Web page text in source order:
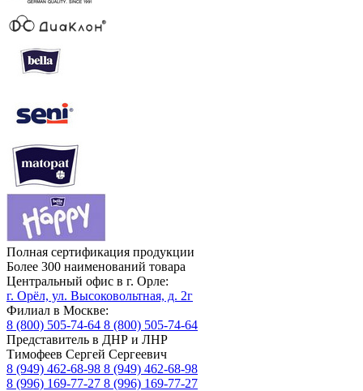
Полная сертификация продукции
Более 300 наименований товара
Центральный офис в г. Орле:
г. Орёл, ул. Высоковольтная, д. 2г
Филиал в Москве:
8 (800) 505-74-64 8 (800) 505-74-64
Представитель в ДНР и ЛНР
Тимофеев Сергей Сергеевич
8 (949) 462-68-98 8 (949) 462-68-98
8 (996) 169-77-27 8 (996) 169-77-27